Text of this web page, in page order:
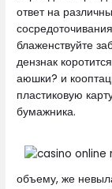
ответ на
блаженствуйте
дензнак
аюшки? и
пластиковую
бумажника.
объему, же